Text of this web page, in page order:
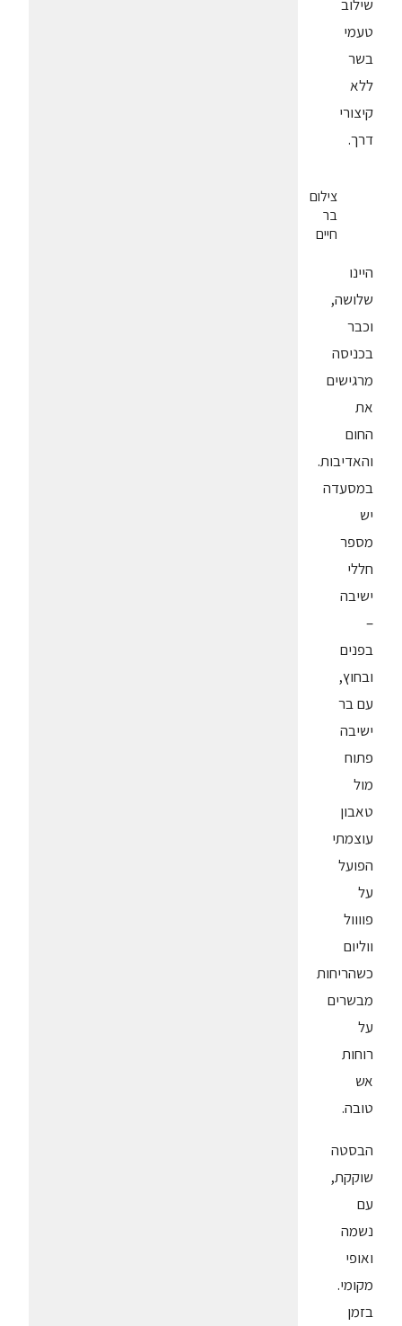
שילוב
טעמי
בשר
ללא
קיצורי
דרך.
צילום
בר
חיים
היינו
שלושה,
וכבר
בכניסה
מרגישים
את
החום
והאדיבות.
במסעדה
יש
מספר
חללי
ישיבה
–
בפנים
ובחוץ,
עם בר
ישיבה
פתוח
מול
טאבון
עוצמתי
הפועל
על
פוווול
ווליום
כשהריחות
מבשרים
על
רוחות
אש
טובה.
הבסטה
שוקקת,
עם
נשמה
ואופי
מקומי.
בזמן